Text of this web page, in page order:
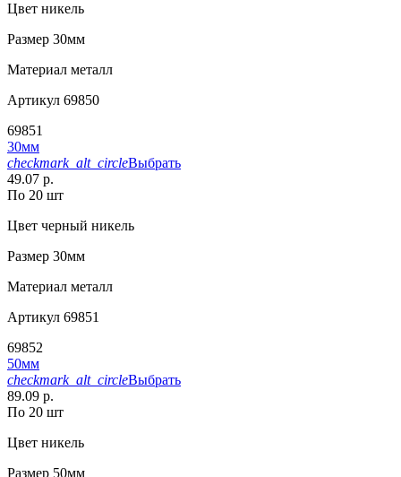
Цвет никель
Размер 30мм
Материал металл
Артикул 69850
69851
30мм
checkmark_alt_circleВыбрать
49.07 р.
По 20 шт
Цвет черный никель
Размер 30мм
Материал металл
Артикул 69851
69852
50мм
checkmark_alt_circleВыбрать
89.09 р.
По 20 шт
Цвет никель
Размер 50мм